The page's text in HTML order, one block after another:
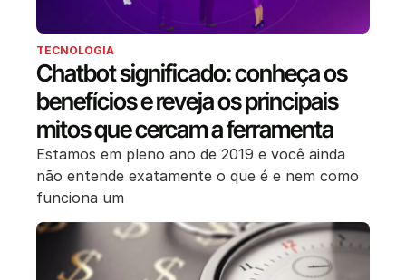
TECNOLOGIA
Chatbot significado: conheça os
benefícios e reveja os principais
mitos que cercam a ferramenta
Estamos em pleno ano de 2019 e você ainda
não entende exatamente o que é e nem como
funciona um